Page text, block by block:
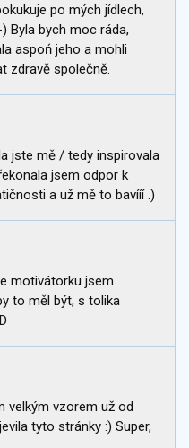
po mých jídlech,
Byla bych moc ráda,
aspoń jeho a mohli
zdravě společně.
jste mě / tedy inspirovala
jsem odpor k
a už mě to bavííí .)
motivátorku jsem
to měl být, s tolika
velkým vzorem už od
tyto stránky :) Super,